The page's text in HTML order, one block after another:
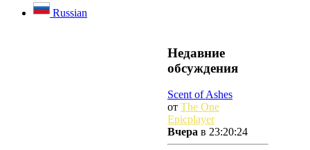
Russian
Недавние
обсуждения
Scent of Ashes
от The One
Epicplayer
Вчера в 23:20:24